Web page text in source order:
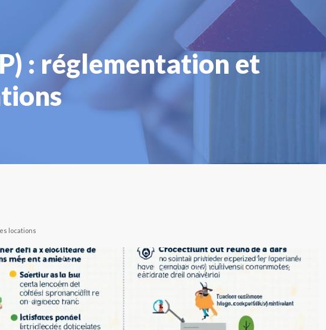
: réglementation et
locations